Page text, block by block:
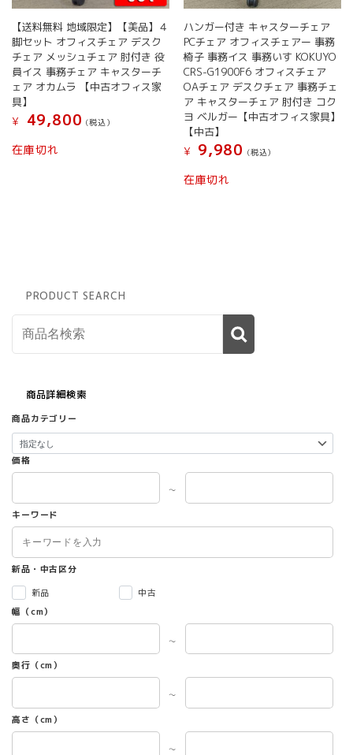
【送料無料 地域限定】【美品】４
脚セット オフィスチェア デスク
チェア メッシュチェア 肘付き 役
員イス 事務チェア キャスターチ
ェア オカムラ 【中古オフィス家
具】
¥
49,800 (税込）
在庫切れ
ハンガー付き キャスターチェア
PCチェア オフィスチェアー 事務
椅子 事務イス 事務いす KOKUYO
CRS-G1900F6 オフィスチェア
OAチェア デスクチェア 事務チェ
ア キャスターチェア 肘付き コク
ヨ ベルガー【中古オフィス家具】
【中古】
¥
9,980 (税込）
在庫切れ
PRODUCT SEARCH
商品詳細検索
商品カテゴリー
価格
～
キーワード
新品・中古区分
新品
中古
幅（cm）
～
奥行（cm）
～
高さ（cm）
～